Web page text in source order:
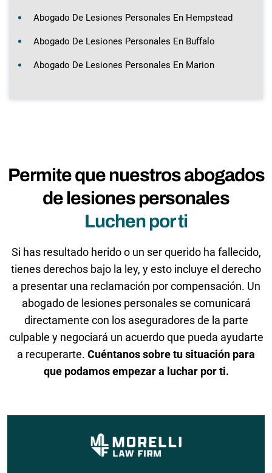
Abogado De Lesiones Personales En Hempstead
Abogado De Lesiones Personales En Buffalo
Abogado De Lesiones Personales En Marion
Permite que nuestros abogados
de lesiones personales
Luchen por ti
Si has resultado herido o un ser querido ha fallecido,
tienes derechos bajo la ley, y esto incluye el derecho
a presentar una reclamación por compensación. Un
abogado de lesiones personales se comunicará
directamente con los aseguradores de la parte
culpable y negociará un acuerdo que pueda ayudarte
a recuperarte. Cuéntanos sobre tu situación para
que podamos empezar a luchar por ti.